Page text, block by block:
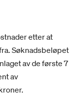
etter at
Søknadsbeløpet
av de første 7
av